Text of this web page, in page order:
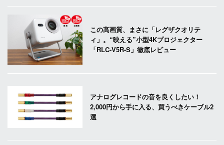
この高画質、まさに「レグザクオリテ
ィ」。“映える”小型4Kプロジェクター
「RLC-V5R-S」徹底レビュー
アナログレコードの音を良くしたい！
2,000円から手に入る、買うべきケーブル2
選